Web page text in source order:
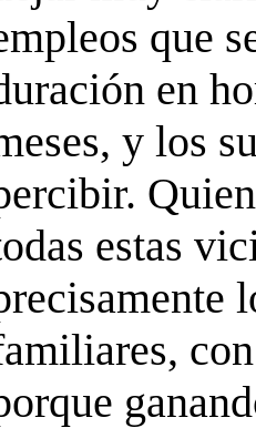
que
en
y los
estas